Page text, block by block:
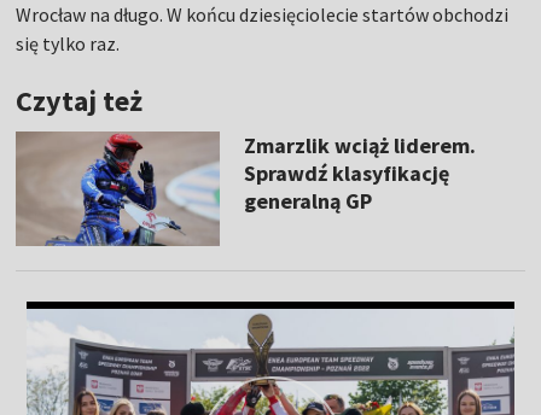
Wrocław na długo. W końcu dziesięciolecie startów obchodzi
się tylko raz.
Czytaj też
Zmarzlik wciąż liderem.
Sprawdź klasyfikację
generalną GP